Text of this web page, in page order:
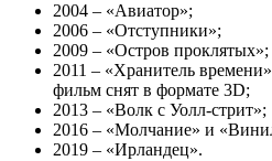
2004 – «Авиатор»;
2006 – «Отступники»;
2009 – «Остров проклятых»;
2011 – «Хранитель
фильм снят в формате 3D;
2013 – «Волк с Уолл-стрит»;
2016 – «Молчание» и
2019 – «Ирландец».